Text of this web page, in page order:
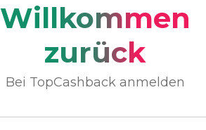
Willkommen
zurück
Bei TopCashback anmelden